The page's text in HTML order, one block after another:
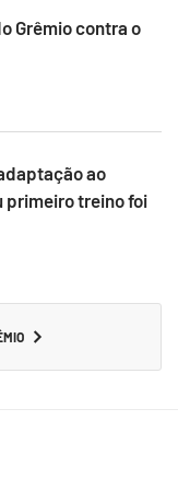
Grêmio contra o
ao
primeiro treino foi